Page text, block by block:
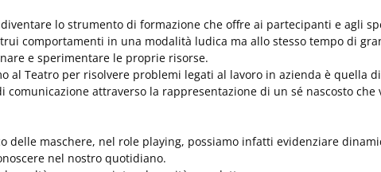
lo strumento di formazione che offre ai partecipanti e agli
comportamenti in una modalità ludica ma allo stesso tempo di
e sperimentare le proprie risorse.
al Teatro per risolvere problemi legati al lavoro in azienda è quella
comunicazione attraverso la rappresentazione di un sé nascosto che
delle maschere, nel role playing, possiamo infatti evidenziare
nel nostro quotidiano.